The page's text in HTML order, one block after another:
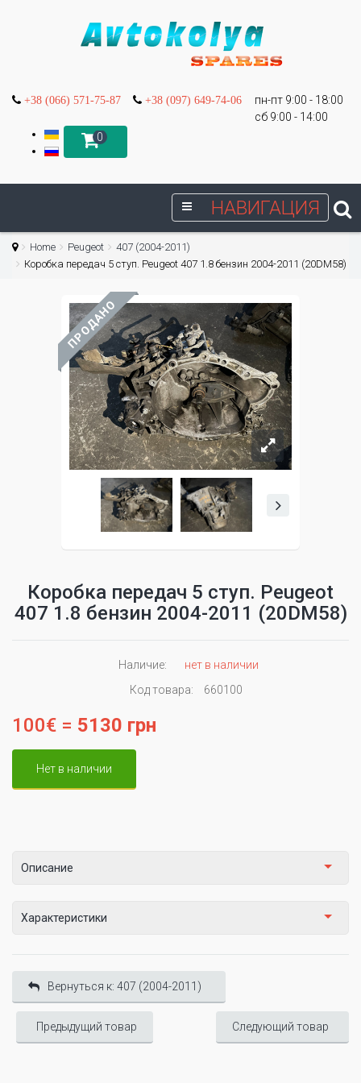
+38 (066) 571-75-87 +38 (097) 649-74-06
пн-пт 9:00 - 18:00
сб 9:00 - 14:00
0
НАВИГАЦИЯ
Home Peugeot
407 (2004-2011)
Коробка передач 5 ступ. Peugeot 407 1.8 бензин 2004-2011 (20DM58)
ПРОДАНО
Коробка передач 5 ступ. Peugeot
407 1.8 бензин 2004-2011 (20DM58)
Наличие:
нет в наличии
Код товара:
660100
100€ = 5130 грн
Нет в наличии
Описание
Характеристики
Вернуться к: 407 (2004-2011)
Предыдущий товар Следующий товар